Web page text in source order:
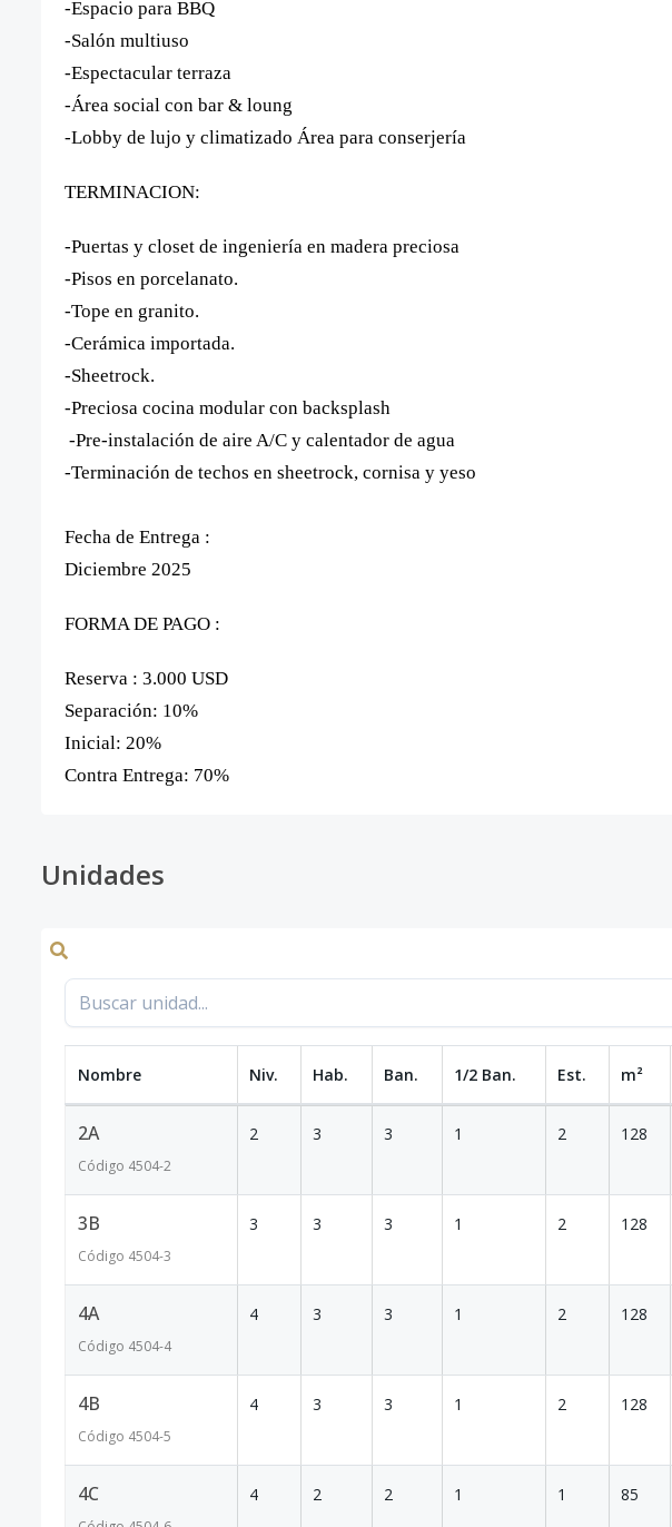
-Espacio para BBQ
-Salón multiuso
-Espectacular terraza
-Área social con bar & loung
-Lobby de lujo y climatizado Área para conserjería
TERMINACION:
-Puertas y closet de ingeniería en madera preciosa
-Pisos en porcelanato.
-Tope en granito.
-Cerámica importada.
-Sheetrock.
-Preciosa cocina modular con backsplash
-Pre-instalación de aire A/C y calentador de agua
-Terminación de techos en sheetrock, cornisa y yeso
Fecha de Entrega :
Diciembre 2025
FORMA DE PAGO :
Reserva : 3.000 USD
Separación: 10%
Inicial: 20%
Contra Entrega: 70%
Unidades
Nombre Niv. Hab. Ban. 1/2 Ban. Est. m²
2A
Código 4504-2
2 3 3 1 2 128
3B
Código 4504-3
3 3 3 1 2 128
4A
Código 4504-4
4 3 3 1 2 128
4B
Código 4504-5
4 3 3 1 2 128
4C 4 2 2 1 1 85